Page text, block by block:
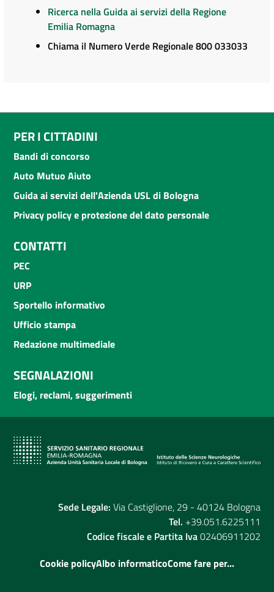
Ricerca nella Guida ai servizi della Regione
Emilia Romagna
Chiama il Numero Verde Regionale 800 033033
PER I CITTADINI
Bandi di concorso
Auto Mutuo Aiuto
Guida ai servizi dell'Azienda USL di Bologna
Privacy policy e protezione del dato personale
CONTATTI
PEC
URP
Sportello informativo
Ufficio stampa
Redazione multimediale
SEGNALAZIONI
Elogi, reclami, suggerimenti
Sede Legale: Via Castiglione, 29 - 40124 Bologna
Tel. +39.051.6225111
Codice fiscale e Partita Iva02406911202
Cookie policyAlbo informaticoCome fare per...